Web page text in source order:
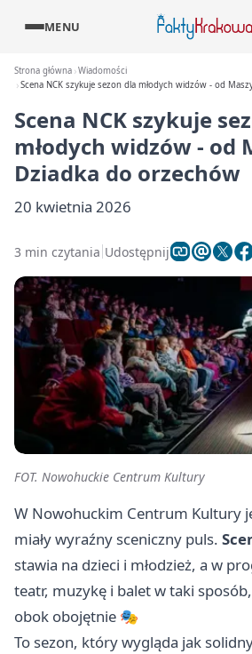
MENU
Strona główna Wiadomości
Scena NCK szykuje sezon dla młodych widzów - od
Scena NCK szykuje
młodych widzów - od
Dziadka do orzechów
20 kwietnia 2026
3 min czytania Udostępnij
FOT. Nowohuckie Centrum Kultury
W Nowohuckim Centrum Kultury
miały wyraźny sceniczny puls.
stawia na dzieci i młodzież, a w
teatr, muzykę i balet w taki
obok obojętnie 🎭
To sezon, który wygląda jak